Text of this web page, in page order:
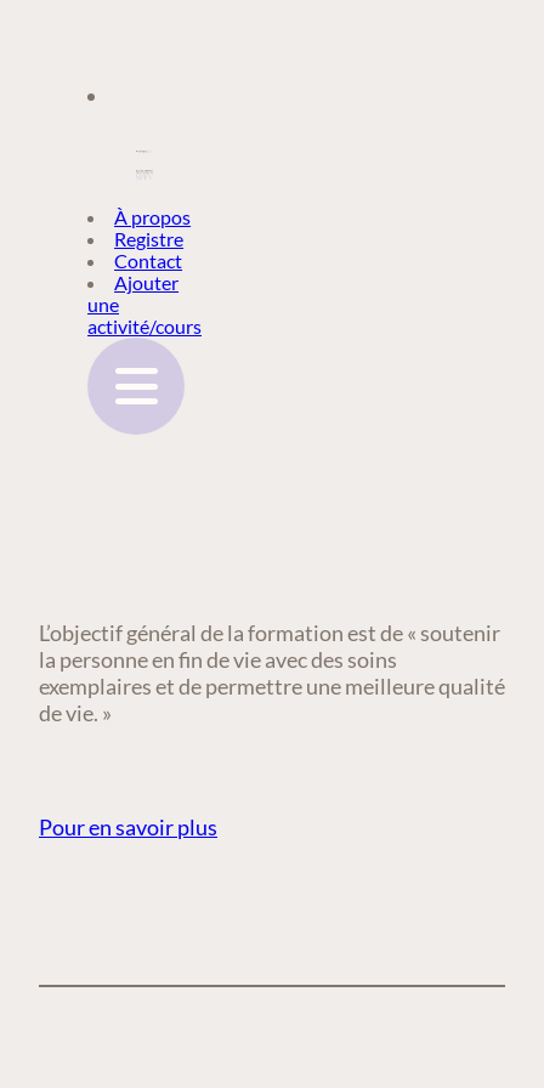
REGISTRE
CONTACT
À propos
Registre
Contact
Ajouter
une
activité/cours
L’objectif général de la formation est de « soutenir
la personne en fin de vie avec des soins
exemplaires et de permettre une meilleure qualité
de vie. »
Pour en savoir plus